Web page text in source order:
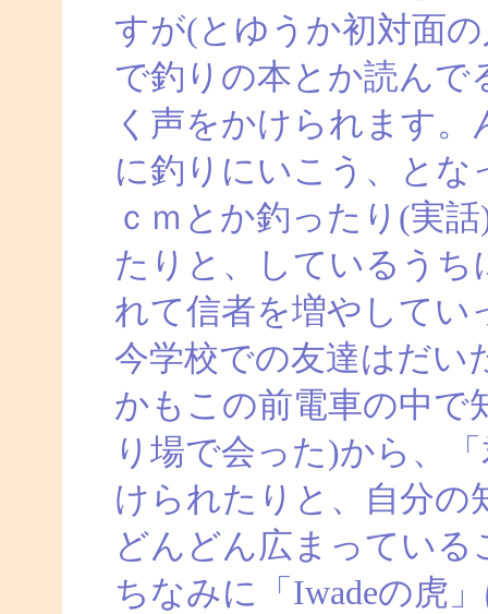
すが(とゆうか初対面
で釣りの本とか読んで
く声をかけられます
に釣りにいこう、とな
ｃｍとか釣ったり(実
たりと、しているう
れて信者を増やしてい
今学校での友達はだい
かもこの前電車の中で
り場で会った)から、
けられたりと、自分の
どんどん広まってい
ちなみに「Iwadeの虎